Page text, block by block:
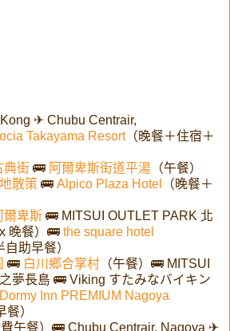
✈ Chubu Centrair,
Takayama Resort（晚餐＋住宿＋
典街 🚌 阿爾卑斯街道平湯 （午餐）
散策 🚌 Alpico Plaza Hotel
（晚餐＋
爾卑斯 🚌 MITSUI OUTLET PARK 北
晚餐）🚌 the square hotel
自助早餐）
🚌 白川鄉合掌村 （午餐）🚌 MITSUI
夢長島 🚌 Viking すたみなバイキン
Dormy Inn PREMIUM Nagoya
餐）
費午餐）🚌 Chubu Centrair, Nagoya ✈